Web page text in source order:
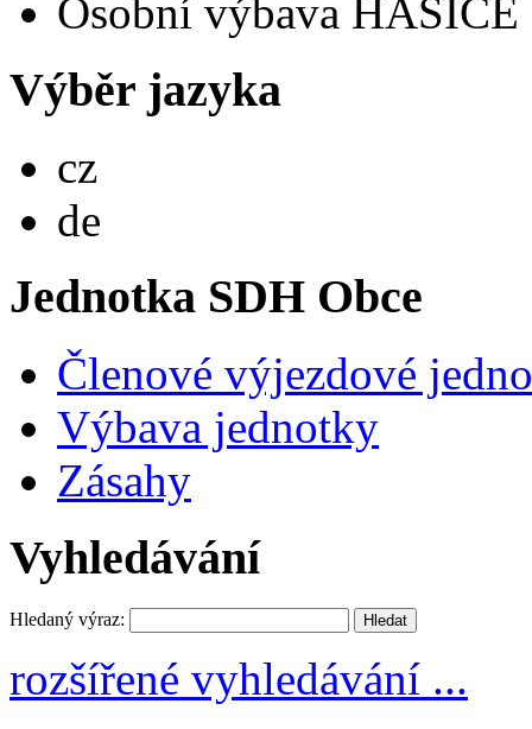
Osobní výbava HASIČE
Výběr jazyka
cz
de
Jednotka SDH Obce
Členové výjezdové
Výbava jednotky
Zásahy
Vyhledávání
Hledaný výraz:
rozšířené vyhledávání ...